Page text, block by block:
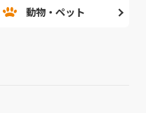
動物・ペット